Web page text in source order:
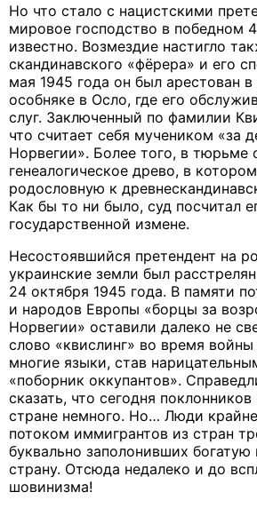
Но что стало с нацистскими
мировое господство в победном
известно. Возмездие настигло
скандинавского «фёрера» и его
мая 1945 года он был арестован
особняке в Осло, где его
слуг. Заключенный по фамилии
что считает себя мучеником «за
Норвегии». Более того, в тюрьме
генеалогическое древо, в
родословную к
Как бы то ни было, суд посчитал
государственной измене.
Несостоявшийся претендент на
украинские земли был
24 октября 1945 года. В памяти
и народов Европы «борцы за
Норвегии» оставили далеко не
слово «квислинг» во время
многие языки, став
«поборник оккупантов».
сказать, что сегодня
стране немного. Но… Люди
потоком иммигрантов из стран
буквально заполонивших богатую
страну. Отсюда недалеко и до
шовинизма!